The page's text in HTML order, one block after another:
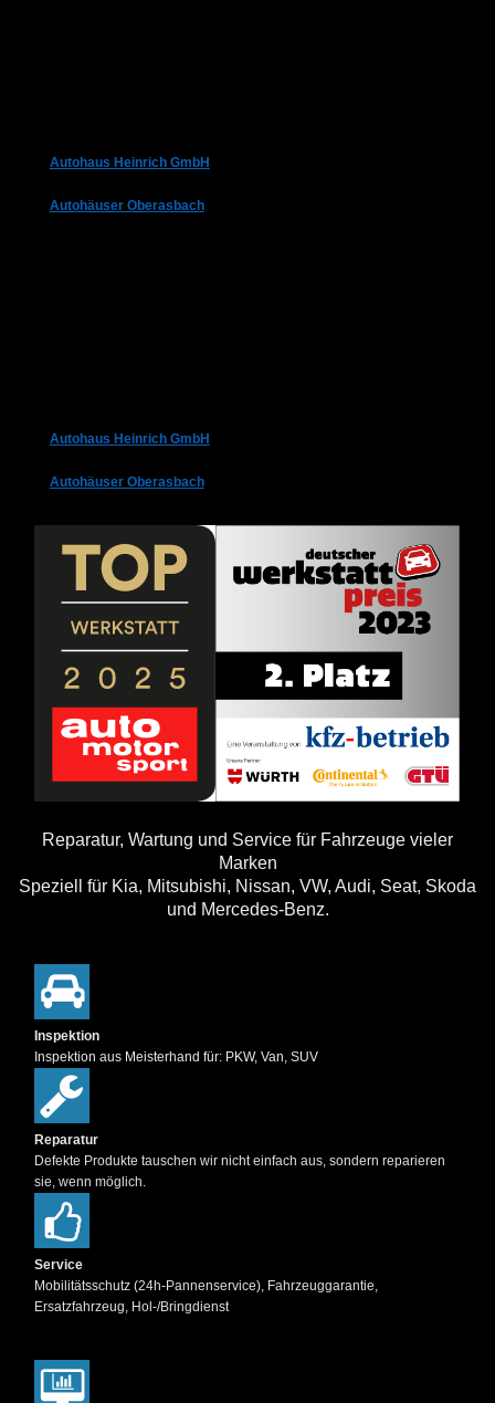
Autohaus Heinrich GmbH
Autohäuser Oberasbach
Autohaus Heinrich GmbH
Autohäuser Oberasbach
Reparatur, Wartung und Service für Fahrzeuge vieler
Marken
Speziell für Kia, Mitsubishi, Nissan, VW, Audi, Seat, Skoda
und Mercedes-Benz.
Inspektion
Inspektion aus Meisterhand für: PKW, Van, SUV
Reparatur
Defekte Produkte tauschen wir nicht einfach aus, sondern reparieren
sie, wenn möglich.
Service
Mobilitätsschutz (24h-Pannenservice), Fahrzeuggarantie,
Ersatzfahrzeug, Hol-/Bringdienst